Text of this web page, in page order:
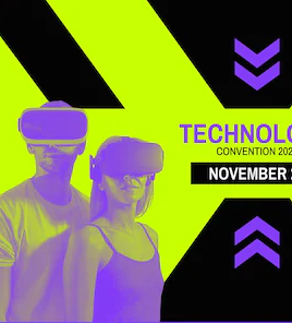
criativa para você direcionar
trabalho. Mais de 1 milhão de
entre criativos, empresas,
e estúdios.
Texto
MCP
Agentes